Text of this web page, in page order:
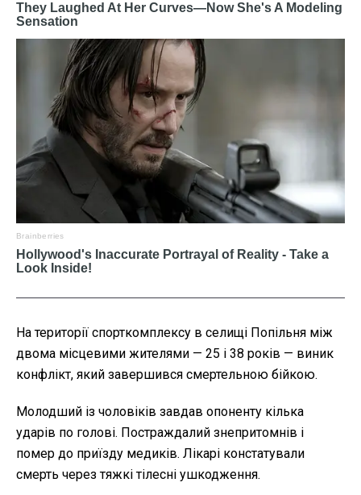
На території спорткомплексу в селищі Попільня між
двома місцевими жителями — 25 і 38 років — виник
конфлікт, який завершився смертельною бійкою.
Молодший із чоловіків завдав опоненту кілька
ударів по голові. Постраждалий знепритомнів і
помер до приїзду медиків. Лікарі констатували
смерть через тяжкі тілесні ушкодження.